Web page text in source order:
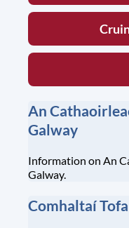
An
Galway
Information on An
Galway.
Comhaltaí Tofa